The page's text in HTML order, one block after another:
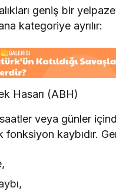
geniş bir
kategoriye ayrılır:
Hasarı (ABH)
veya günler
fonksiyon kaybıdır.